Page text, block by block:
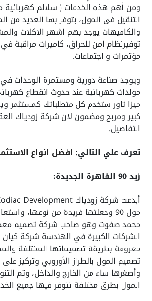
ومن أهم هذه الخدمات ( سلالم
التنقيل فى المول، بتوفر بها العديد من
والكافيهات يوجد بهم اشهر الاكلات
توفيرنظام امن للحراق، كاميرات مراقبة
مؤتمرات و اجتماعات.
ويوجد صناعة دورية ومستمرة الوحدات
مولدات كهربائية عند حدوث انقطاع
ميزا تاور ستخدم كل متطلباتك كمستثمر
كبير ومربح ومضمون لان شركة زودياك
التفاصيل.
تعرف علي التالي: افضل انواع
زيد 90 القاهرة الجديدة:
مول 90 وجعلتها فريدة من نوعها،
محمد صفوت وهو صاحب شركة تصميم
الشركات الكبيرة في الهندسة شركة كيان
معروفة بطريقة تصميماتها المختلفة
تصميم المول بالطراز الأوروبي وتركيز
وأصغرها ساء من الخارج والداخل، وتم
المول بطرق مختلفة تتوفر فيها جميع